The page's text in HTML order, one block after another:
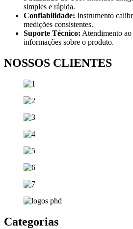
simples e rápida.
Confiabilidade: Instrumento
medições consistentes.
Suporte Técnico: Atendimento ao
informações sobre o produto.
NOSSOS CLIENTES
Categorias